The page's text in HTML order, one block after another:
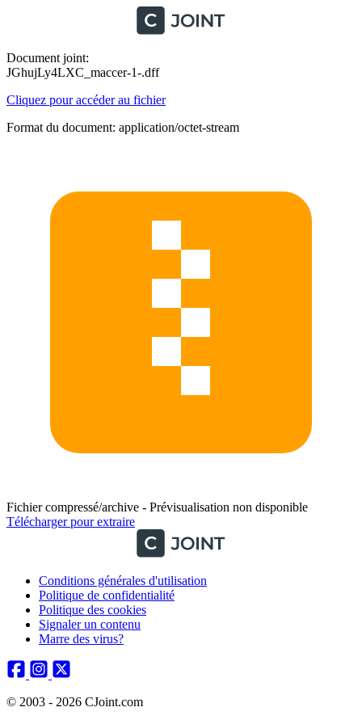
Document joint:
JGhujLy4LXC_maccer-1-.dff
Cliquez pour accéder au fichier
Format du document: application/octet-stream
Fichier compressé/archive - Prévisualisation non disponible
Télécharger pour extraire
Conditions générales d'utilisation
Politique de confidentialité
Politique des cookies
Signaler un contenu
Marre des virus?
© 2003 - 2026 CJoint.com